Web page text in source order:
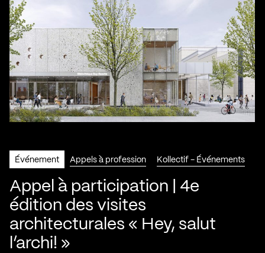
Événement Appels à profession Kollectif - Événements
Appel à participation | 4e
édition des visites
architecturales « Hey, salut
l’archi! »